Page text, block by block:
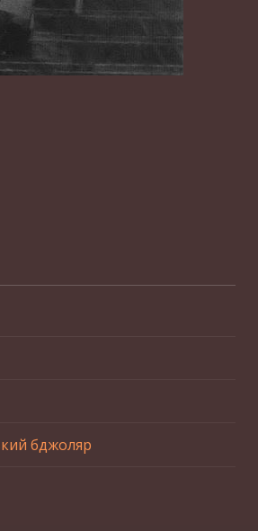
бджоляр